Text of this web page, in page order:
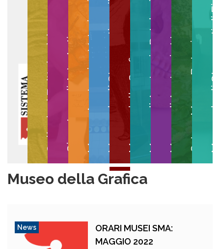
Collezioni EgittologicheGipsoteca di Arte AnticaMuseo Anatomico VeterinarioMuseo degli Strumenti per il CalcoloMuseo della GraficaMuseo di Anatomia PatologicaMuseo di Anatomia UmanaOrto e Museo BotanicoMuseo degli
Museo della Grafica
News
ORARI MUSEI SMA:
MAGGIO 2022